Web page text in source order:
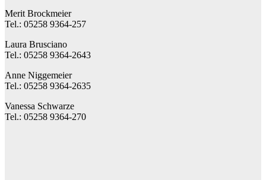
Merit Brockmeier
Tel.: 05258 9364-257
Laura Brusciano
Tel.: 05258 9364-2643
Anne Niggemeier
Tel.: 05258 9364-2635
Vanessa Schwarze
Tel.: 05258 9364-270